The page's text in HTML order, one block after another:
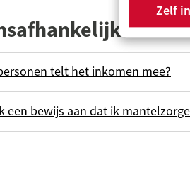
Zelf
telt het inkomen mee?
ik een bewijs aan dat ik